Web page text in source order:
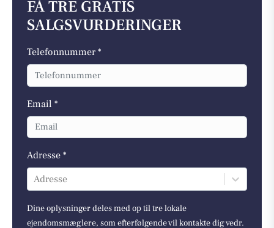
FÅ TRE GRATIS
SALGSVURDERINGER
Telefonnummer *
Email *
Adresse *
Adresse
Dine oplysninger deles med op til tre lokale
ejendomsmæglere, som efterfølgende vil kontakte dig vedr.